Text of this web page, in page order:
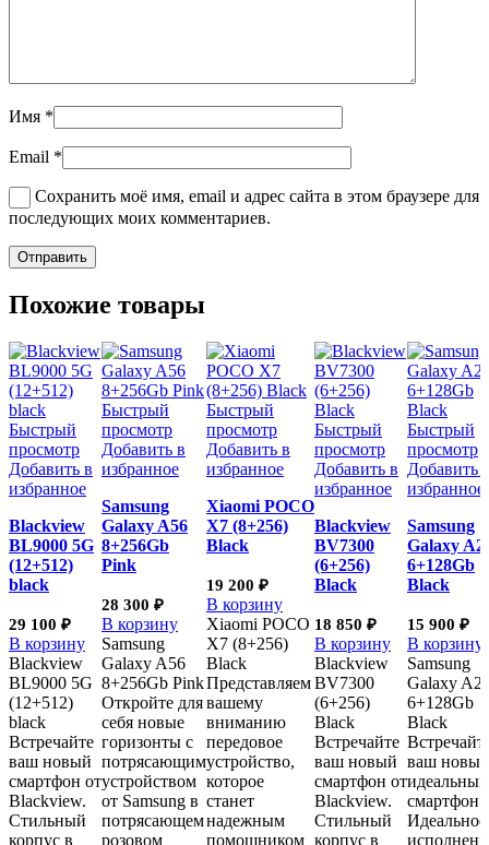
Имя *
Email *
Сохранить моё имя, email и адрес сайта в этом браузере для
последующих моих комментариев.
Похожие товары
Быстрый
просмотр
Добавить в
избранное
Blackview
BL9000 5G
(12+512)
black
29 100 ₽
В корзину
Blackview
BL9000 5G
(12+512)
black
Встречайте
ваш новый
смартфон от
Blackview.
Стильный
корпус в
Быстрый
просмотр
Добавить в
избранное
Samsung
Galaxy A56
8+256Gb
Pink
28 300 ₽
В корзину
Samsung
Galaxy A56
8+256Gb Pink
Откройте для
себя новые
горизонты с
потрясающим
устройством
от Samsung в
потрясающем
розовом
Быстрый
просмотр
Добавить в
избранное
Xiaomi POCO
X7 (8+256)
Black
19 200 ₽
В корзину
Xiaomi POCO
X7 (8+256)
Black
Представляем
вашему
вниманию
передовое
устройство,
которое
станет
надежным
помощником
Быстрый
просмотр
Добавить в
избранное
Blackview
BV7300
(6+256)
Black
18 850 ₽
В корзину
Blackview
BV7300
(6+256)
Black
Встречайте
ваш новый
смартфон от
Blackview.
Стильный
корпус в
Быстрый
просмотр
Добавить
избранное
Samsung
Galaxy
6+128Gb
Black
15 900 ₽
В корзину
Samsung
Galaxy
6+128Gb
Black
ваш новый
идеальный
смартфон.
Идеальное